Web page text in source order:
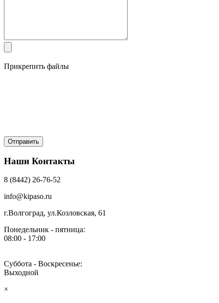
Прикрепить файлы
Наши Контакты
8 (8442) 26-76-52
info@kipaso.ru
г.Волгоград, ул.Козловская, 61
Понедельник - пятница:
08:00 - 17:00
Суббота - Воскресенье:
Выходной
×